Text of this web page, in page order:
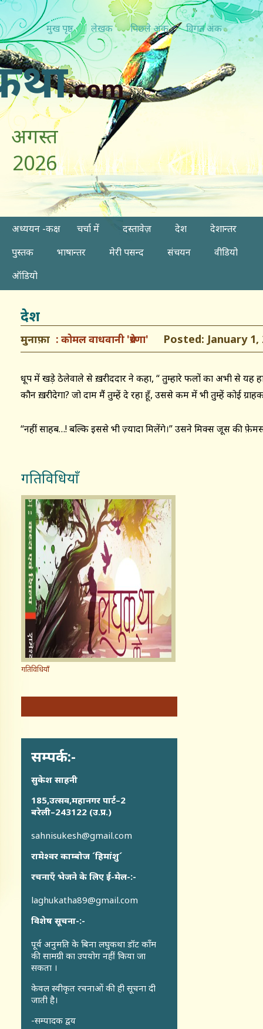
मुख पृष्ठ लेखक पिछ्ले अंक विगत अंक
.com
अगस्त
2026
अध्ययन -कक्ष चर्चा में दस्तावेज़ देश
देशान्तर
पुस्तक
भाषान्तर मेरी पसन्द संचयन
वीडियो
ऑडियो
देश
मुनाफ़ा कोमल वाधवानी 'प्रेरणा' Posted: January 1,
धूप में खड़े ठेलेवाले से ख़रीददार ने कहा, “ तुम्हारे फलों का अभी से यह
कौन ख़रीदेगा? जो दाम मैं तुम्हें दे रहा हूँ, उससे कम में भी तुम्हें कोई
“नहीं साहब…! बल्कि इससे भी ज़्यादा मिलेंगे।” उसने मिक्स जूस की
गतिविधियाँ
गतिविधियाँ
सम्पर्क:-
सुकेश साहनी
185,उत्सव,महानगर पार्ट–2
बरेली–243122 (उ.प्र.)
sahnisukesh@gmail.com
रामेश्वर काम्बोज ´हिमांशु´
रचनाएँ भेजने के लिए ई-मेल-:-
laghukatha89@gmail.com
विशेष सूचना-:-
पूर्व अनुमति के बिना लघुकथा डॉट कॉंम
की सामग्री का उपयोग नहीं किया जा
सकता ।
केवल स्वीकृत रचनाओं की ही सूचना दी
जाती है।
-सम्पादक द्वय